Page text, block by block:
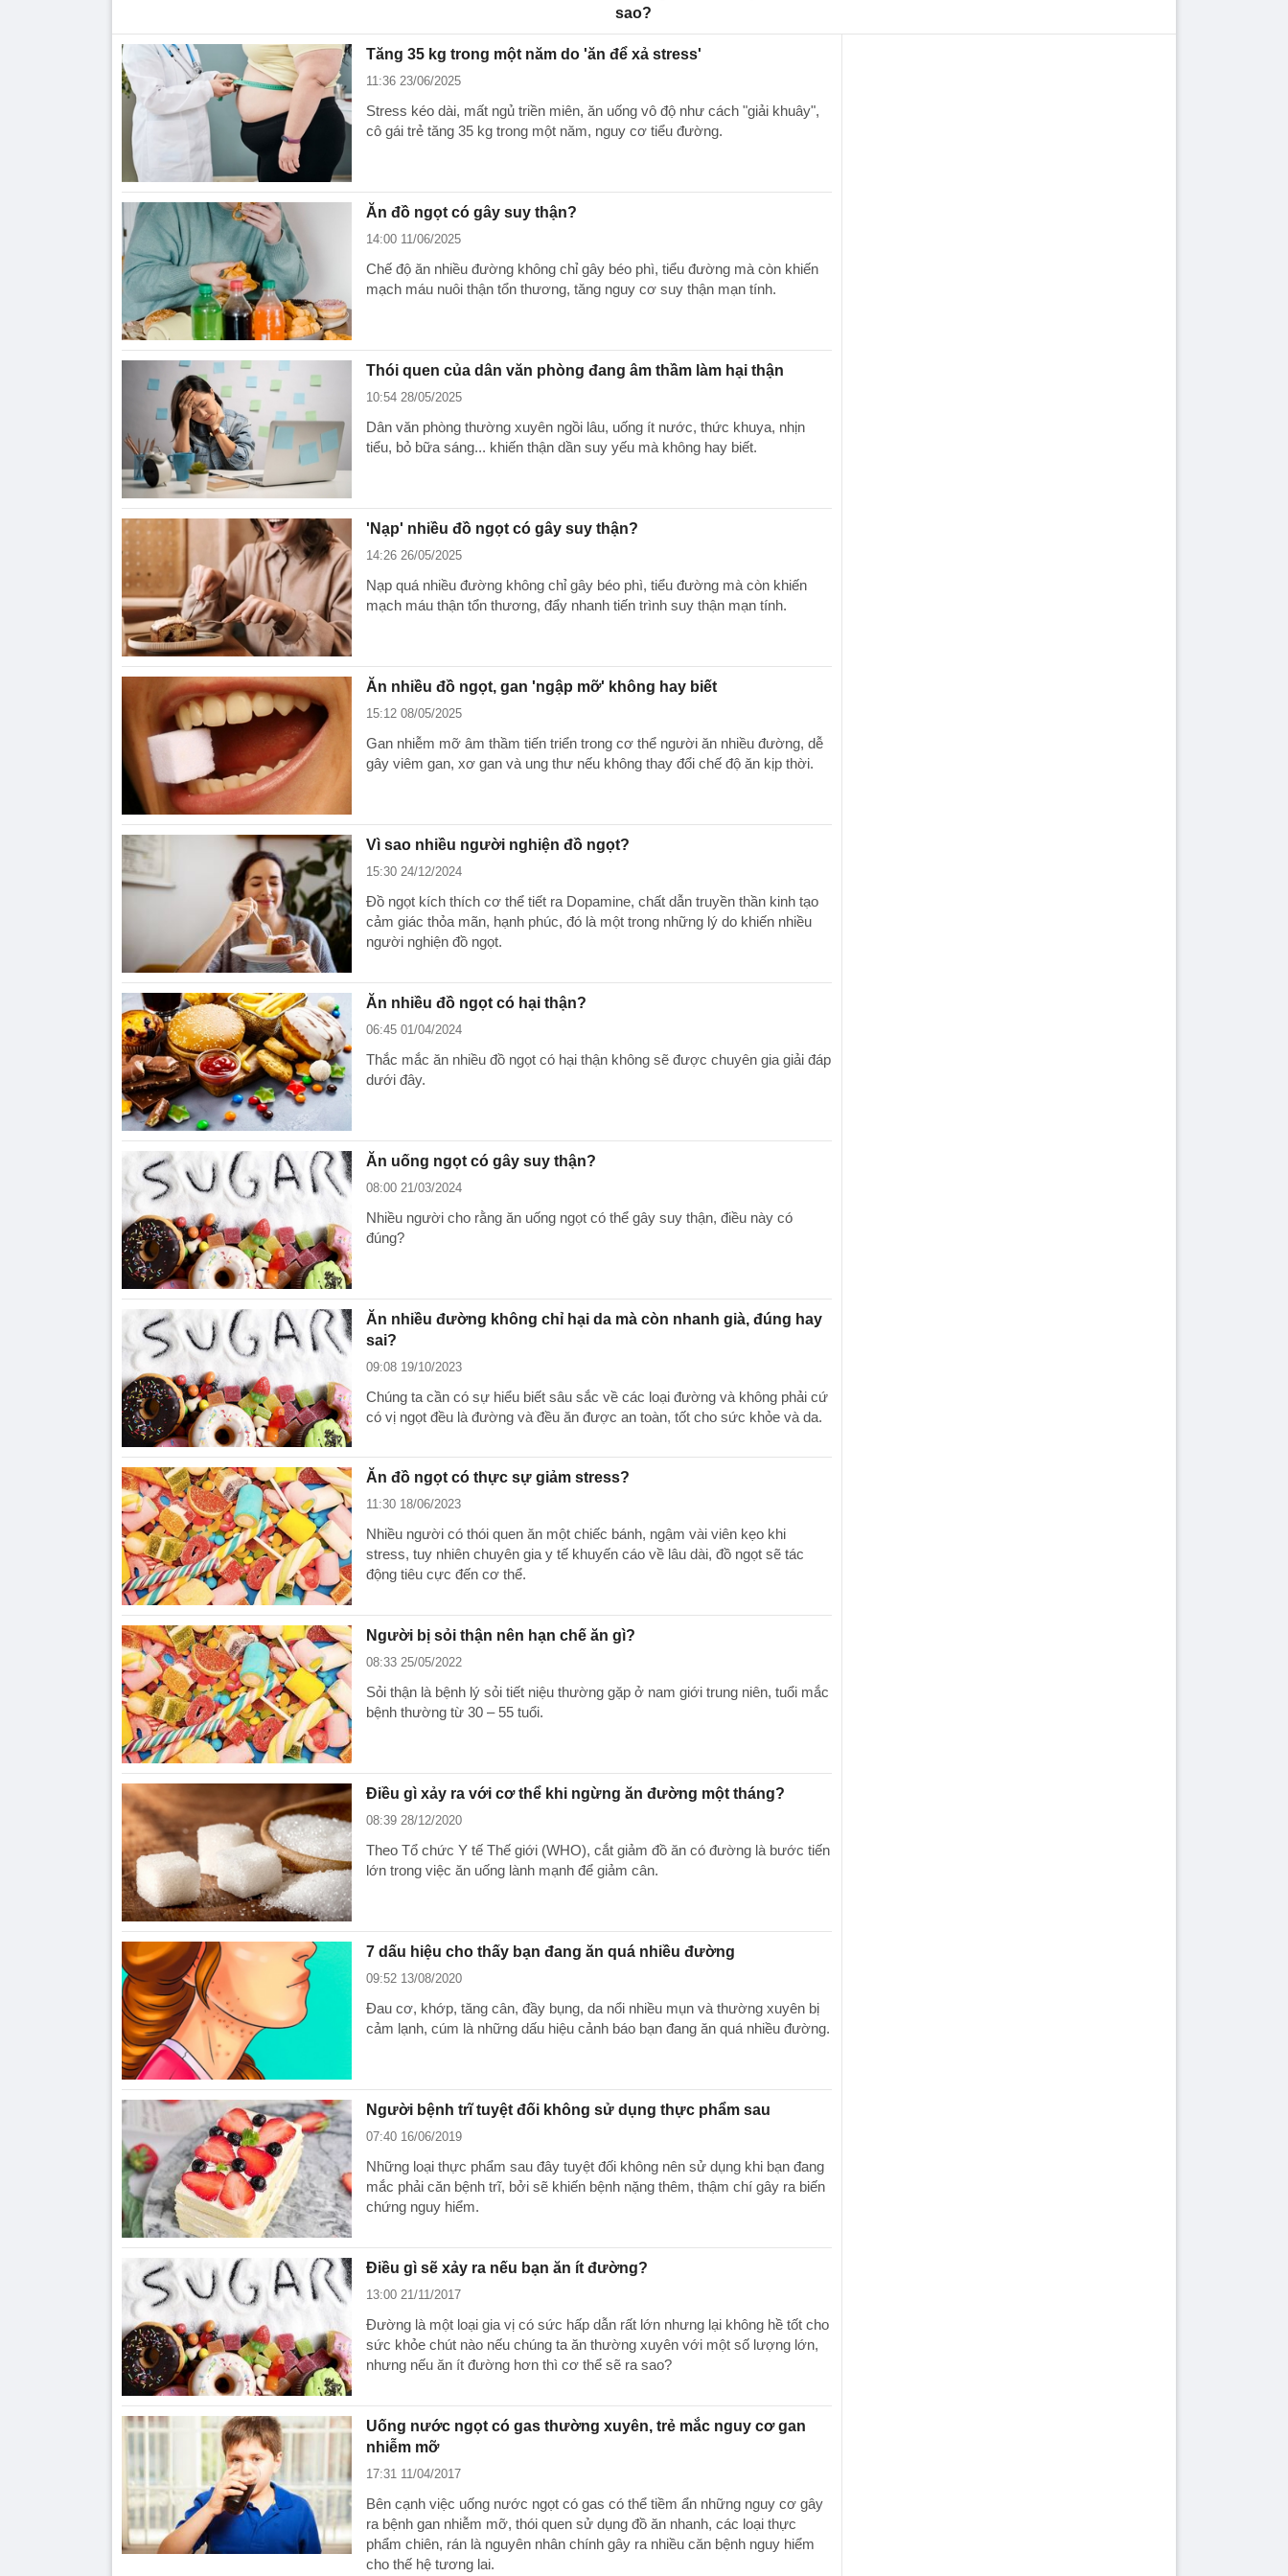
sao?
Tăng 35 kg trong một năm do 'ăn để xả stress'
11:36 23/06/2025
Stress kéo dài, mất ngủ triền miên, ăn uống vô độ như cách "giải khuây",
cô gái trẻ tăng 35 kg trong một năm, nguy cơ tiểu đường.
Ăn đồ ngọt có gây suy thận?
14:00 11/06/2025
Chế độ ăn nhiều đường không chỉ gây béo phì, tiểu đường mà còn khiến
mạch máu nuôi thận tổn thương, tăng nguy cơ suy thận mạn tính.
Thói quen của dân văn phòng đang âm thầm làm hại thận
10:54 28/05/2025
Dân văn phòng thường xuyên ngồi lâu, uống ít nước, thức khuya, nhịn
tiểu, bỏ bữa sáng... khiến thận dần suy yếu mà không hay biết.
'Nạp' nhiều đồ ngọt có gây suy thận?
14:26 26/05/2025
Nạp quá nhiều đường không chỉ gây béo phì, tiểu đường mà còn khiến
mạch máu thận tổn thương, đẩy nhanh tiến trình suy thận mạn tính.
Ăn nhiều đồ ngọt, gan 'ngập mỡ' không hay biết
15:12 08/05/2025
Gan nhiễm mỡ âm thầm tiến triển trong cơ thể người ăn nhiều đường, dễ
gây viêm gan, xơ gan và ung thư nếu không thay đổi chế độ ăn kịp thời.
Vì sao nhiều người nghiện đồ ngọt?
15:30 24/12/2024
Đồ ngọt kích thích cơ thể tiết ra Dopamine, chất dẫn truyền thần kinh tạo
cảm giác thỏa mãn, hạnh phúc, đó là một trong những lý do khiến nhiều
người nghiện đồ ngọt.
Ăn nhiều đồ ngọt có hại thận?
06:45 01/04/2024
Thắc mắc ăn nhiều đồ ngọt có hại thận không sẽ được chuyên gia giải đáp
dưới đây.
Ăn uống ngọt có gây suy thận?
08:00 21/03/2024
Nhiều người cho rằng ăn uống ngọt có thể gây suy thận, điều này có
đúng?
Ăn nhiều đường không chỉ hại da mà còn nhanh già, đúng hay
sai?
09:08 19/10/2023
Chúng ta cần có sự hiểu biết sâu sắc về các loại đường và không phải cứ
có vị ngọt đều là đường và đều ăn được an toàn, tốt cho sức khỏe và da.
Ăn đồ ngọt có thực sự giảm stress?
11:30 18/06/2023
Nhiều người có thói quen ăn một chiếc bánh, ngậm vài viên kẹo khi
stress, tuy nhiên chuyên gia y tế khuyến cáo về lâu dài, đồ ngọt sẽ tác
động tiêu cực đến cơ thể.
Người bị sỏi thận nên hạn chế ăn gì?
08:33 25/05/2022
Sỏi thận là bệnh lý sỏi tiết niệu thường gặp ở nam giới trung niên, tuổi mắc
bệnh thường từ 30 – 55 tuổi.
Điều gì xảy ra với cơ thể khi ngừng ăn đường một tháng?
08:39 28/12/2020
Theo Tổ chức Y tế Thế giới (WHO), cắt giảm đồ ăn có đường là bước tiến
lớn trong việc ăn uống lành mạnh để giảm cân.
7 dấu hiệu cho thấy bạn đang ăn quá nhiều đường
09:52 13/08/2020
Đau cơ, khớp, tăng cân, đầy bụng, da nổi nhiều mụn và thường xuyên bị
cảm lạnh, cúm là những dấu hiệu cảnh báo bạn đang ăn quá nhiều đường.
Người bệnh trĩ tuyệt đối không sử dụng thực phẩm sau
07:40 16/06/2019
Những loại thực phẩm sau đây tuyệt đối không nên sử dụng khi bạn đang
mắc phải căn bệnh trĩ, bởi sẽ khiến bệnh nặng thêm, thậm chí gây ra biến
chứng nguy hiểm.
Điều gì sẽ xảy ra nếu bạn ăn ít đường?
13:00 21/11/2017
Đường là một loại gia vị có sức hấp dẫn rất lớn nhưng lại không hề tốt cho
sức khỏe chút nào nếu chúng ta ăn thường xuyên với một số lượng lớn,
nhưng nếu ăn ít đường hơn thì cơ thể sẽ ra sao?
Uống nước ngọt có gas thường xuyên, trẻ mắc nguy cơ gan
nhiễm mỡ
17:31 11/04/2017
Bên cạnh việc uống nước ngọt có gas có thể tiềm ẩn những nguy cơ gây
ra bệnh gan nhiễm mỡ, thói quen sử dụng đồ ăn nhanh, các loại thực
phẩm chiên, rán là nguyên nhân chính gây ra nhiều căn bệnh nguy hiểm
cho thế hệ tương lai.